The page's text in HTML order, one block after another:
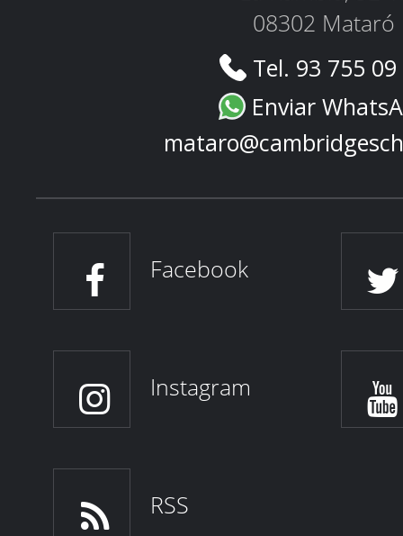
08302 Mataró
Tel. 93 755
Enviar
Facebook
Instagram
RSS